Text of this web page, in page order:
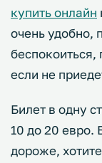
купить онлайн
очень удобно,
беспокоиться,
если не
Билет в одну
10 до 20 евро.
дороже,